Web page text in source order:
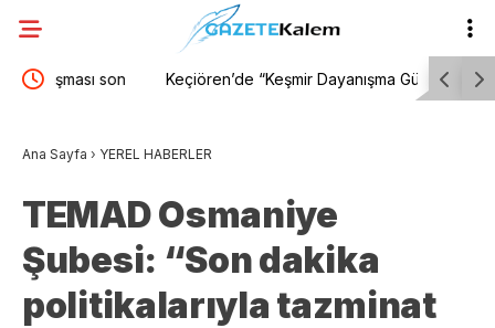
Keçiören’de “Keşmir Dayanışma Günü”ne özel İzmir’in
Ana Sayfa › YEREL HABERLER
TEMAD Osmaniye
Şubesi: “Son dakika
politikalarıyla tazminat